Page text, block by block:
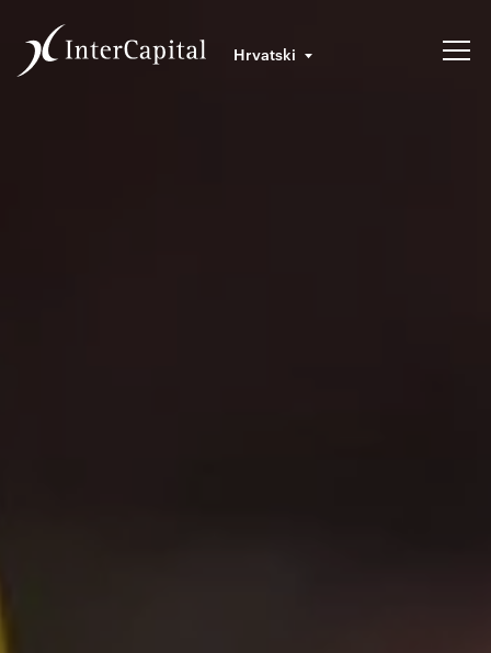
Hrvatski